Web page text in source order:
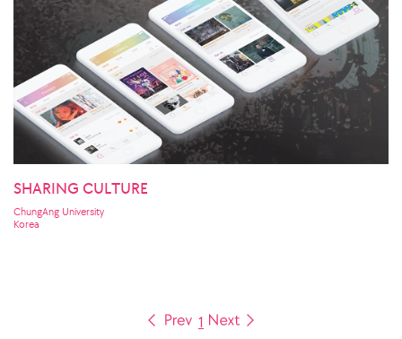
SHARING CULTURE
ChungAng University
Korea
1